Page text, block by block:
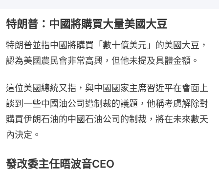
特朗普：中國將購買大量美國大豆
特朗普並指中國將購買「數十億美元」的美國大豆，
認為美國農民會非常高興，但他未提及具體金額。
這位美國總統又指，與中國國家主席習近平在會面上
談到一些中國油公司遭制裁的議題，他稱考慮解除對
購買伊朗石油的中國石油公司的制裁，將在未來數天
內決定。
發改委主任晤波音CEO